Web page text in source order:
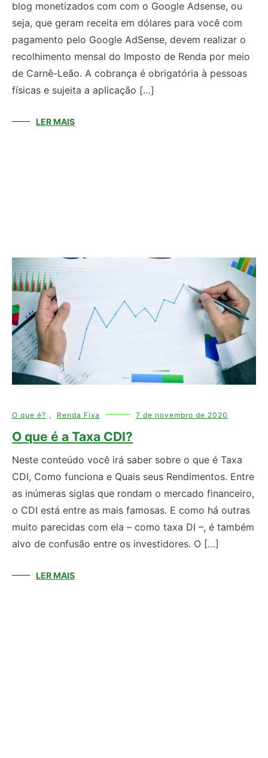
blog monetizados com com o Google Adsense, ou
seja, que geram receita em dólares para você com
pagamento pelo Google AdSense, devem realizar o
recolhimento mensal do Imposto de Renda por meio
de Carnê-Leão. A cobrança é obrigatória à pessoas
físicas e sujeita a aplicação […]
LER MAIS
O que é? , Renda Fixa 7 de novembro de 2020
O que é a Taxa CDI?
Neste conteúdo você irá saber sobre o que é Taxa
CDI, Como funciona e Quais seus Rendimentos. Entre
as inúmeras siglas que rondam o mercado financeiro,
o CDI está entre as mais famosas. E como há outras
muito parecidas com ela – como taxa DI –, é também
alvo de confusão entre os investidores. O […]
LER MAIS